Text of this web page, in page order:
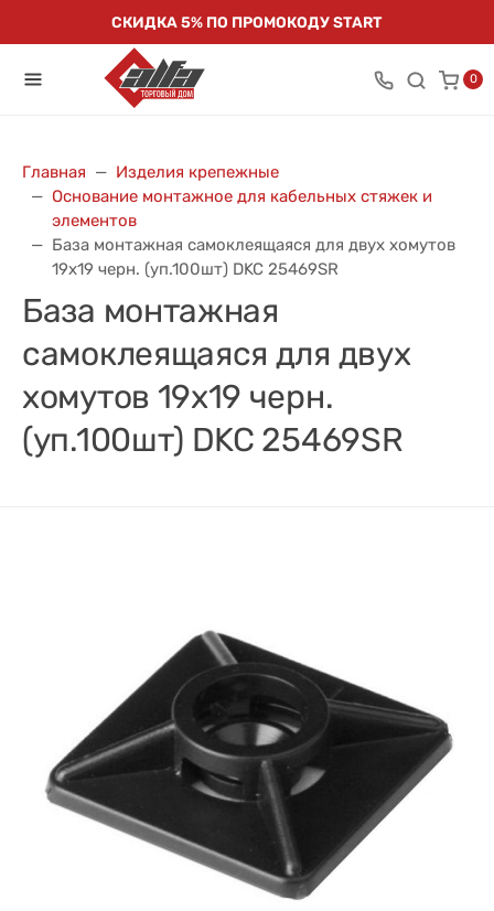
СКИДКА 5% ПО ПРОМОКОДУ START
0
Главная
Изделия крепежные
Основание монтажное для кабельных стяжек и
элементов
База монтажная самоклеящаяся для двух хомутов
19х19 черн. (уп.100шт) DKC 25469SR
База монтажная
самоклеящаяся для двух
хомутов 19х19 черн.
(уп.100шт) DKC 25469SR